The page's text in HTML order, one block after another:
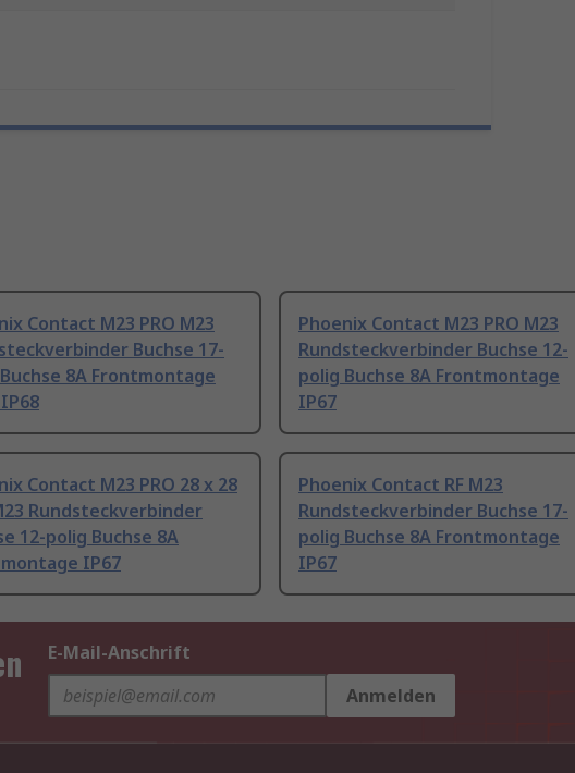
Contact M23 PRO M23
Buchse 17-
8A Frontmontage
Phoenix Contact M23 PRO M23
Rundsteckverbinder Buchse 12-
polig Buchse 8A Frontmontage
IP67
Contact M23 PRO 28 x 28
Rundsteckverbinder
12-polig Buchse 8A
IP67
Phoenix Contact RF M23
Rundsteckverbinder Buchse 17-
polig Buchse 8A Frontmontage
IP67
E-Mail-Anschrift
Anmelden